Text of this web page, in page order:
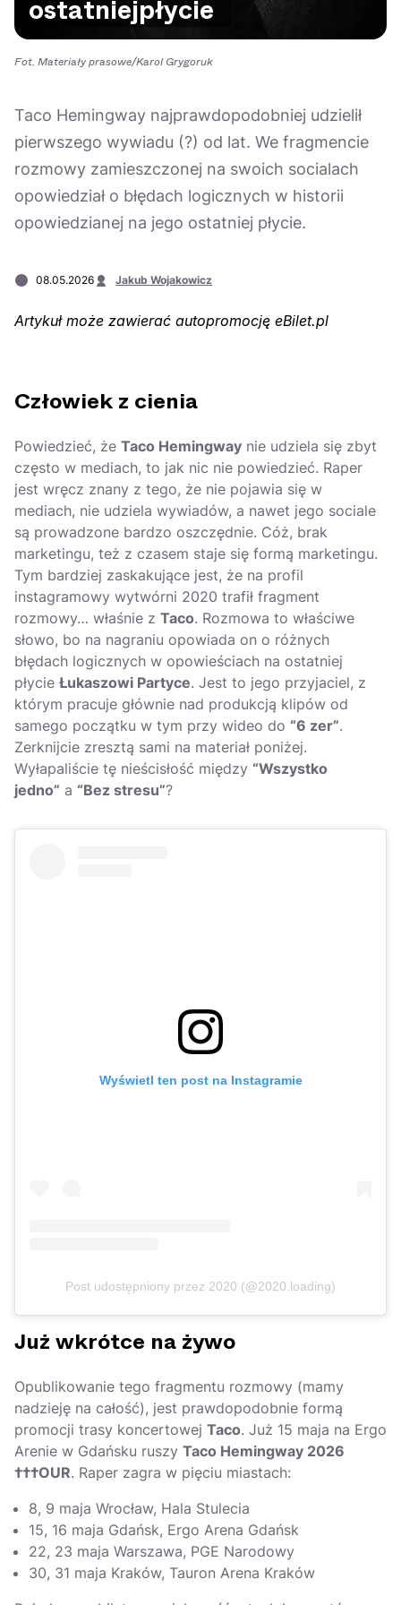
Na czasie
Polecane Scena Impostora 06.08.2026
Kto jest
prawdziwym fanem
Chivasa?
eBilet Festiwal 05.08.2026
Aplikacja
KAMAAAN nową
inicjatywą eBilet
OFF Festival 2026 –
nocne koncerty
warte uwagi!
najciekawszych
wydarzeń w polskim
rapie [czerwiec i
lipiec 2026]
ostatniejpłycie
Fot. Materiały prasowe/Karol Grygoruk
Taco Hemingway najprawdopodobniej udzielił
pierwszego wywiadu (?) od lat. We fragmencie
rozmowy zamieszczonej na swoich socialach
opowiedział o błędach logicznych w historii
opowiedzianej na jego ostatniej płycie.
08.05.2026 Jakub Wojakowicz
Artykuł może zawierać autopromocję eBilet.pl
Człowiek z cienia
Powiedzieć, że Taco Hemingway nie udziela się zbyt
często w mediach, to jak nic nie powiedzieć. Raper
jest wręcz znany z tego, że nie pojawia się w
mediach, nie udziela wywiadów, a nawet jego sociale
są prowadzone bardzo oszczędnie. Cóż, brak
marketingu, też z czasem staje się formą marketingu.
Tym bardziej zaskakujące jest, że na profil
instagramowy wytwórni 2020 trafił fragment
rozmowy… właśnie z Taco. Rozmowa to właściwe
słowo, bo na nagraniu opowiada on o różnych
błędach logicznych w opowieściach na ostatniej
płycie Łukaszowi Partyce. Jest to jego przyjaciel, z
którym pracuje głównie nad produkcją klipów od
samego początku w tym przy wideo do “6 zer”.
Zerknijcie zresztą sami na materiał poniżej.
Wyłapaliście tę nieścisłość między “Wszystko
jedno” a “Bez stresu”?
Wyświetl ten post na Instagramie
Post udostępniony przez 2020 (@2020.loading)
Już wkrótce na żywo
Opublikowanie tego fragmentu rozmowy (mamy
nadzieję na całość), jest prawdopodobnie formą
promocji trasy koncertowej Taco. Już 15 maja na Ergo
Arenie w Gdańsku ruszy Taco Hemingway 2026
†††OUR. Raper zagra w pięciu miastach:
8, 9 maja Wrocław, Hala Stulecia
15, 16 maja Gdańsk, Ergo Arena Gdańsk
22, 23 maja Warszawa, PGE Narodowy
30, 31 maja Kraków, Tauron Arena Kraków